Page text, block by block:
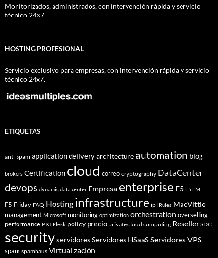
Monitorizados, administrados, con intervención rápida y servicio
técnico 24×7.
HOSTING PROFESIONAL
Servicio exclusivo para empresas, con intervención rápida y servicio
técnico 24x7.
ETIQUETAS
anti-spam application deliveryarchitecture automation blog
brokers Certification cloud correo cryptography DataCenter
devops dynamic data center Empresa enterprise F5 F5 EM
F5 Friday FAQ Hostinginfrastructure ip iRules MacVittie
management Microsoft monitoring optimization orchestration overselling
performance PKI Plesk policy precio private cloud computing Reseller SDC
securityservidores Servidores HSaaSServidores VPS
spam spamhaus Virtualización